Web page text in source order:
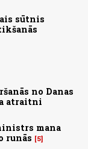
sūtnis
no Danas
atraitni
mana
runās
5